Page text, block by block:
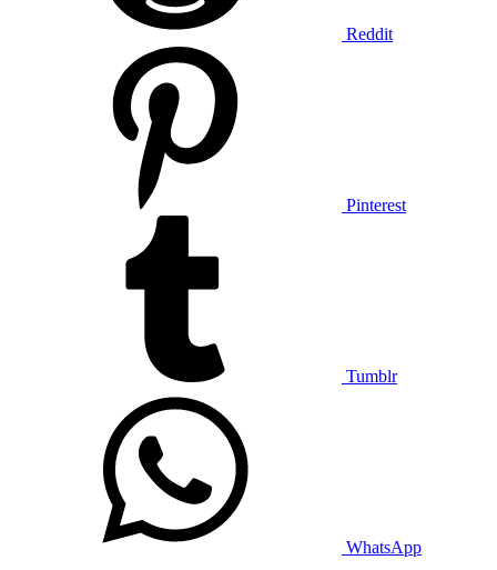
Reddit
Pinterest
Tumblr
WhatsApp